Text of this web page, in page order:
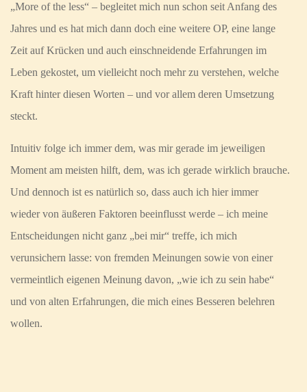
„More of the less“ – begleitet mich nun schon seit Anfang des
Jahres und es hat mich dann doch eine weitere OP, eine lange
Zeit auf Krücken und auch einschneidende Erfahrungen im
Leben gekostet, um vielleicht noch mehr zu verstehen, welche
Kraft hinter diesen Worten – und vor allem deren Umsetzung
steckt.
Intuitiv folge ich immer dem, was mir gerade im jeweiligen
Moment am meisten hilft, dem, was ich gerade wirklich brauche.
Und dennoch ist es natürlich so, dass auch ich hier immer
wieder von äußeren Faktoren beeinflusst werde – ich meine
Entscheidungen nicht ganz „bei mir“ treffe, ich mich
verunsichern lasse: von fremden Meinungen sowie von einer
vermeintlich eigenen Meinung davon, „wie ich zu sein habe“
und von alten Erfahrungen, die mich eines Besseren belehren
wollen.